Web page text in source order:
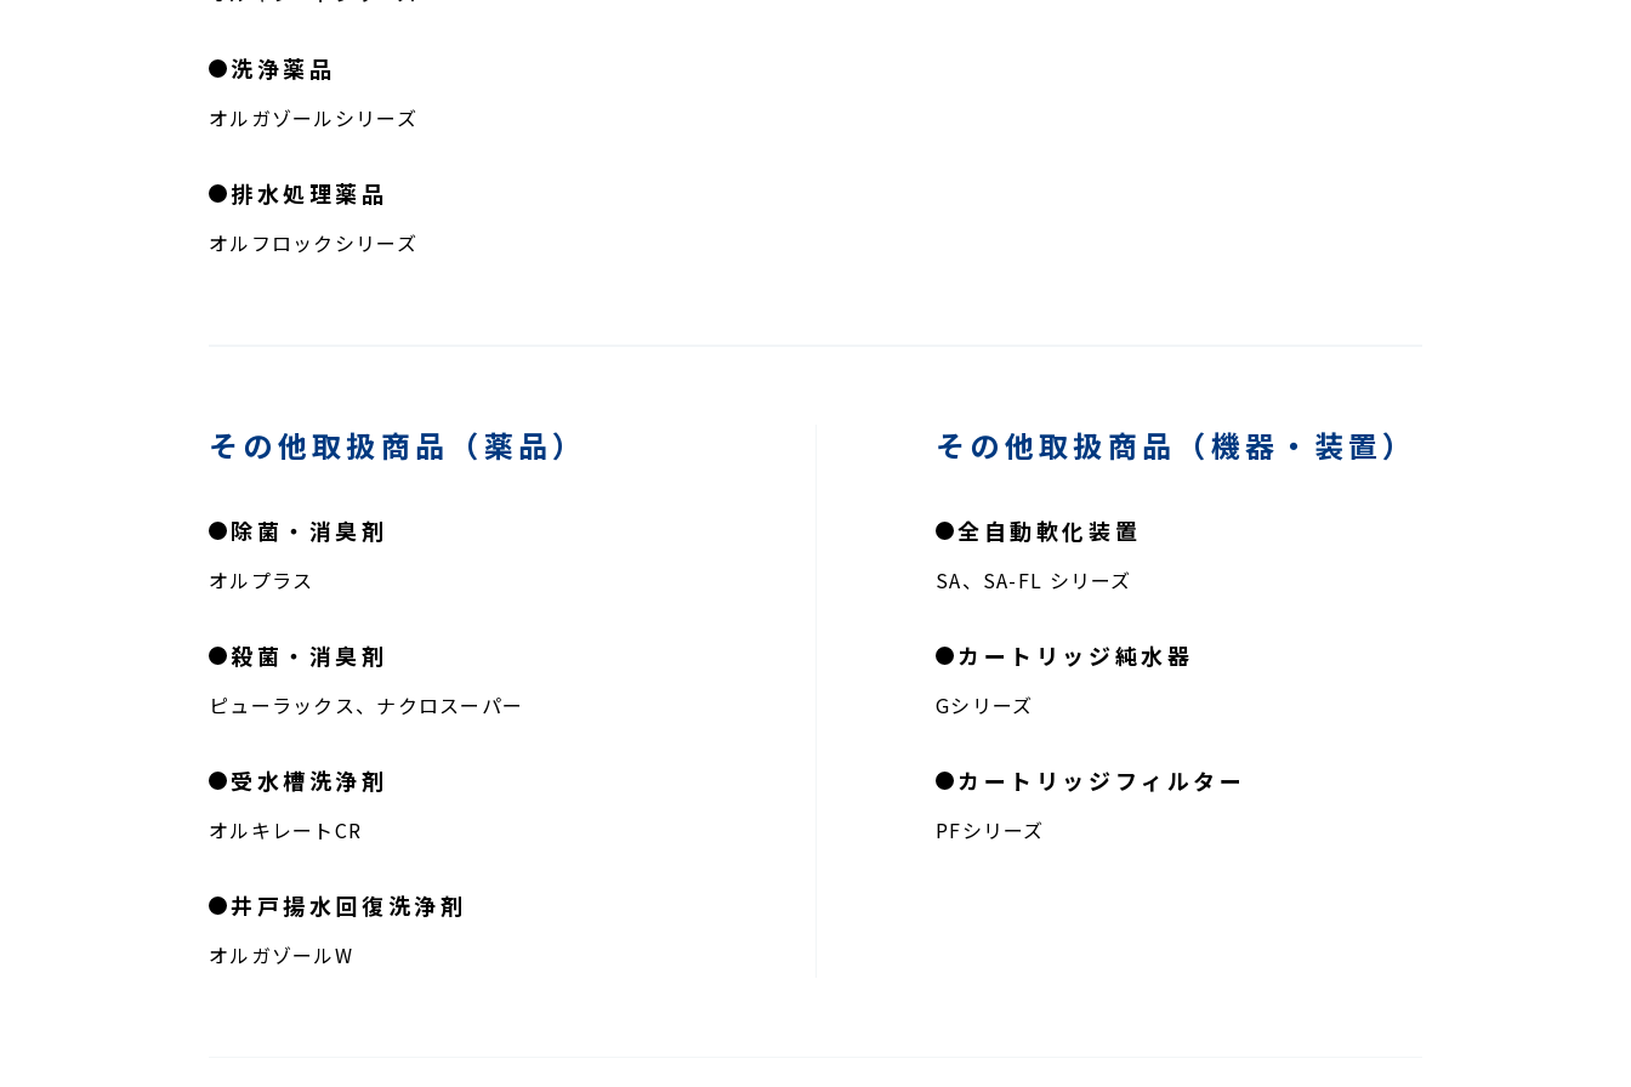
洗浄薬品
オルガゾールシリーズ
排水処理薬品
オルフロックシリーズ
その他取扱商品（薬品）
除菌・消臭剤
オルプラス
殺菌・消臭剤
ピューラックス、ナクロスーパー
受水槽洗浄剤
オルキレートCR
井戸揚水回復洗浄剤
オルガゾールW
その他取扱商品（機器・装置）
全自動軟化装置
SA、SA-FL シリーズ
カートリッジ純水器
Gシリーズ
カートリッジフィルター
PFシリーズ